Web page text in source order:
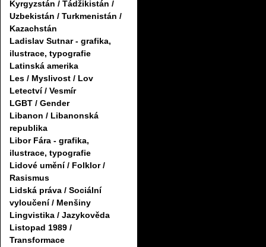
Kyrgyzstán / Tádžikistán /
Uzbekistán / Turkmenistán /
Kazachstán
Ladislav Sutnar - grafika,
ilustrace, typografie
Latinská amerika
Les / Myslivost / Lov
Letectví / Vesmír
LGBT / Gender
Libanon / Libanonská
republika
Libor Fára - grafika,
ilustrace, typografie
Lidové umění / Folklor /
Rasismus
Lidská práva / Sociální
vyloučení / Menšiny
Lingvistika / Jazykověda
Listopad 1989 /
Transformace